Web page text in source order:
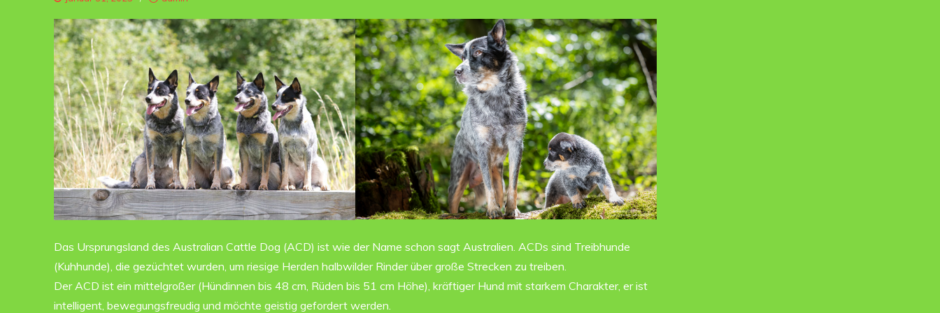
Das Ursprungsland des Australian Cattle Dog (ACD) ist wie der Name schon sagt Australien. ACDs sind Treibhunde
(Kuhhunde), die gezüchtet wurden, um riesige Herden halbwilder Rinder über große Strecken zu treiben.
Der ACD ist ein mittelgroßer (Hündinnen bis 48 cm, Rüden bis 51 cm Höhe), kräftiger Hund mit starkem Charakter, er ist
intelligent, bewegungsfreudig und möchte geistig gefordert werden.